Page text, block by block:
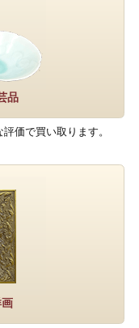
品
価で買い取ります。